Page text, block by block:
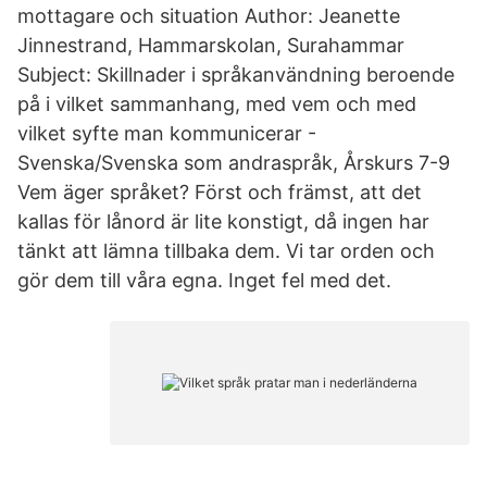
mottagare och situation Author: Jeanette
Jinnestrand, Hammarskolan, Surahammar
Subject: Skillnader i språkanvändning beroende
på i vilket sammanhang, med vem och med
vilket syfte man kommunicerar -
Svenska/Svenska som andraspråk, Årskurs 7-9
Vem äger språket? Först och främst, att det
kallas för lånord är lite konstigt, då ingen har
tänkt att lämna tillbaka dem. Vi tar orden och
gör dem till våra egna. Inget fel med det.